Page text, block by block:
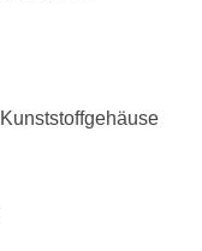
Kunststoffgehäuse